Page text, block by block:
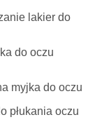
lakier do
do oczu
myjka do oczu
płukania oczu